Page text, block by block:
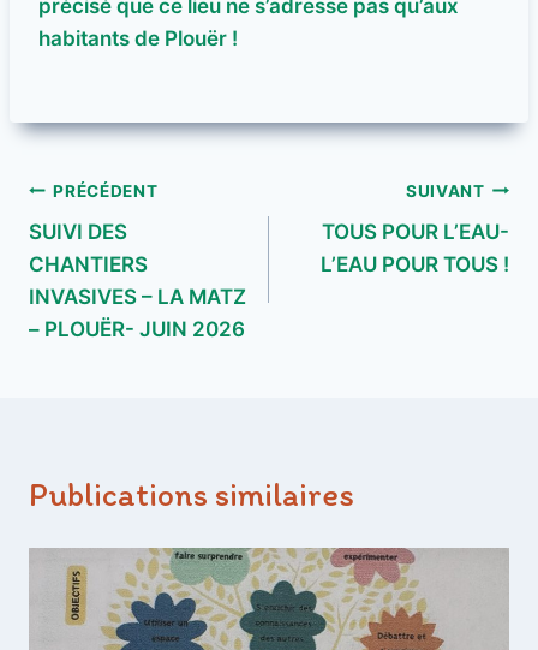
précisé que ce lieu ne s’adresse pas qu’aux
habitants de Plouër !
Navigation
de
l’article
PRÉCÉDENT
SUIVI DES
CHANTIERS
INVASIVES – LA MATZ
– PLOUËR- JUIN 2026
SUIVANT
TOUS POUR L’EAU-
L’EAU POUR TOUS !
Publications similaires